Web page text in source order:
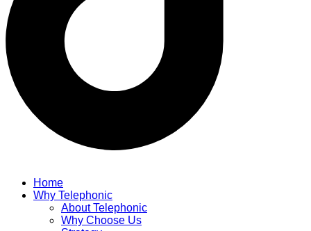
Home
Why Telephonic
About Telephonic
Why Choose Us